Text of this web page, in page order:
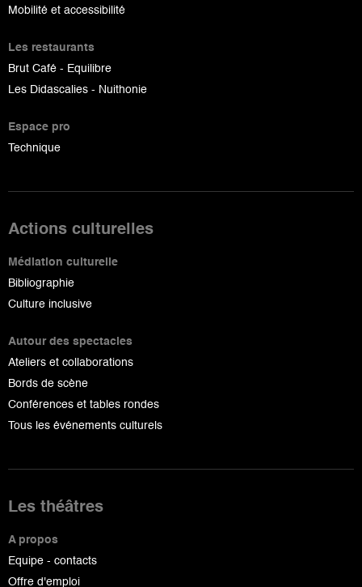
Mobilité et accessibilité
Les restaurants
Brut Café - Equilibre
Les Didascalies - Nuithonie
Espace pro
Technique
Actions culturelles
Médiation culturelle
Bibliographie
Culture inclusive
Autour des spectacles
Ateliers et collaborations
Bords de scène
Conférences et tables rondes
Tous les événements culturels
Les théâtres
A propos
Equipe - contacts
Offre d'emploi